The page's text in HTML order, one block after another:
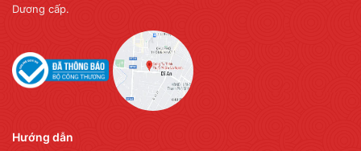
Dương cấp.
Hướng dẫn